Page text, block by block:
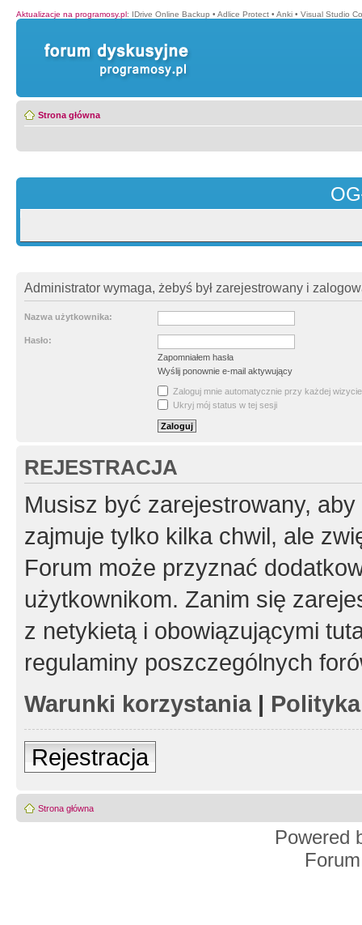
Aktualizacje na programosy.pl: IDrive Online Backup • Adlice Protect • Anki • Visual Studio
Strona główna
Administrator wymaga, żebyś był zarejestrowany i
Nazwa użytkownika:
Hasło:
Zapomniałem hasła
Wyślij ponownie e-mail aktywujący
Zaloguj mnie automatycznie przy każdej wizycie
Ukryj mój status w tej sesji
REJESTRACJA
Musisz być zarejestrowany,
zajmuje tylko kilka chwil, ale
Forum może przyznać
użytkownikom. Zanim się
z netykietą i obowiązującymi
regulaminy poszczególnych
Warunki korzystania|
Rejestracja
Strona główna
Powered